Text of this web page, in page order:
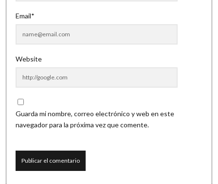
Email*
Website
Guarda mi nombre, correo electrónico y web en este
navegador para la próxima vez que comente.